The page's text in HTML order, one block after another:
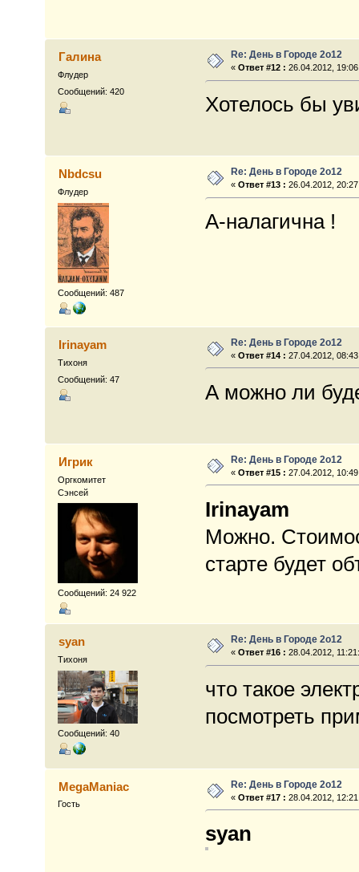
Галина
Флудер
Сообщений: 420
Re: День в Городе 2о12
«Ответ #12 : 26.04.2012,
Хотелось бы
Nbdcsu
Флудер
Сообщений: 487
Re: День в Городе 2о12
«Ответ #13 : 26.04.2012,
А-налагична !
Irinayam
Тихоня
Сообщений: 47
Re: День в Городе 2о12
«Ответ #14 : 27.04.2012,
А можно ли
Игрик
Оргкомитет
Сэнсей
Сообщений: 24 922
Re: День в Городе 2о12
«Ответ #15 : 27.04.2012,
Irinayam
Можно.
старте будет
syan
Тихоня
Сообщений: 40
Re: День в Городе 2о12
«Ответ #16 : 28.04.2012,
что такое
посмотреть
MegaManiac
Гость
Re: День в Городе 2о12
«Ответ #17 : 28.04.2012,
syan